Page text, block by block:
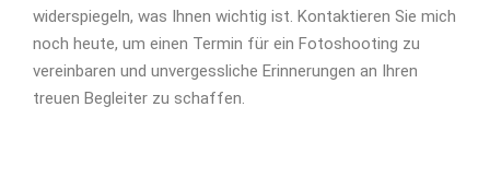
widerspiegeln, was Ihnen wichtig ist. Kontaktieren Sie mich
noch heute, um einen Termin für ein Fotoshooting zu
vereinbaren und unvergessliche Erinnerungen an Ihren
treuen Begleiter zu schaffen.